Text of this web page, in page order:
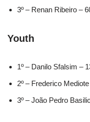
3º – Renan Ribeiro –
Youth
1º – Danilo Sfalsim –
2º – Frederico
3º – João Pedro